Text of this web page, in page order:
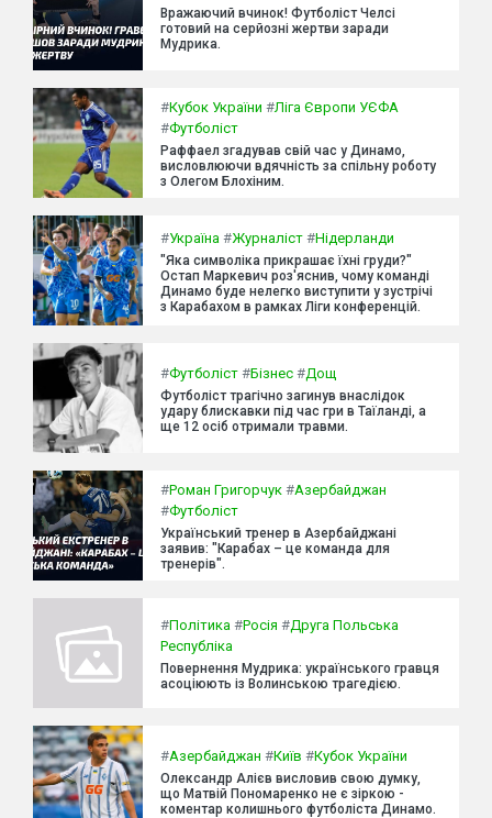
Вражаючий вчинок! Футболіст Челсі
готовий на серйозні жертви заради
Мудрика.
#Кубок України #Ліга Європи УЄФА
#Футболіст
Раффаел згадував свій час у Динамо,
висловлюючи вдячність за спільну роботу
з Олегом Блохіним.
#Україна #Журналіст #Нідерланди
"Яка символіка прикрашає їхні груди?"
Остап Маркевич роз'яснив, чому команді
Динамо буде нелегко виступити у зустрічі
з Карабахом в рамках Ліги конференцій.
#Футболіст #Бізнес #Дощ
Футболіст трагічно загинув внаслідок
удару блискавки під час гри в Таїланді, а
ще 12 осіб отримали травми.
#Роман Григорчук #Азербайджан
#Футболіст
Український тренер в Азербайджані
заявив: "Карабах – це команда для
тренерів".
#Політика #Росія #Друга Польська
Республіка
Повернення Мудрика: українського гравця
асоціюють із Волинською трагедією.
#Азербайджан #Київ #Кубок України
Олександр Алієв висловив свою думку,
що Матвій Пономаренко не є зіркою -
коментар колишнього футболіста Динамо.